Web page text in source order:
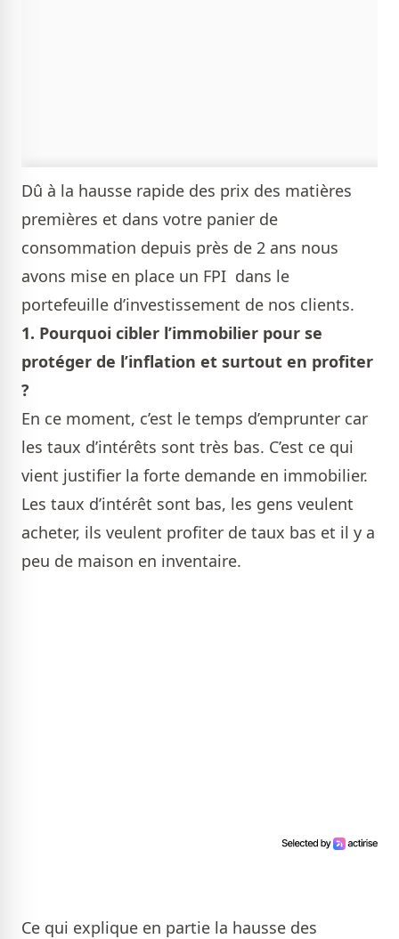
Dû à la hausse rapide des prix des matières
premières et dans votre panier de
consommation depuis près de 2 ans nous
avons mise en place un FPI dans le
portefeuille d’investissement de nos clients.
1. Pourquoi cibler l’immobilier pour se
protéger de l’inflation et surtout en profiter
?
En ce moment, c’est le temps d’emprunter car
les taux d’intérêts sont très bas. C’est ce qui
vient justifier la forte demande en immobilier.
Les taux d’intérêt sont bas, les gens veulent
acheter, ils veulent profiter de taux bas et il y a
peu de maison en inventaire.
Ce qui explique en partie la hausse des